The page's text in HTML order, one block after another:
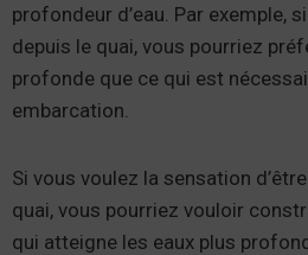
profondeur d’eau. Par exemple,
depuis le quai, vous pourriez
profonde que ce qui est
embarcation.
Si vous voulez la sensation
quai, vous pourriez vouloir
qui atteigne les eaux plus